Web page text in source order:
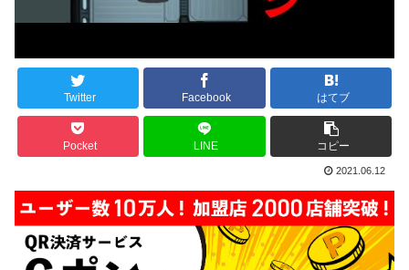
Twitter Facebook はてブ
Pocket LINE コピー
2021.06.12